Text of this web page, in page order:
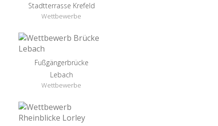
Stadtterrasse Krefeld
Wettbewerbe
Fußgängerbrücke
Lebach
Wettbewerbe